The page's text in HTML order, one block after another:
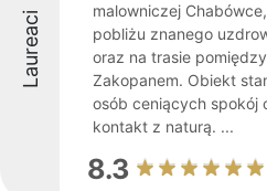
Laureaci
malowniczej
pobliżu znanego
oraz na trasie
Zakopanem. Obiekt
osób ceniących spokój
kontakt z naturą. ...
8.3